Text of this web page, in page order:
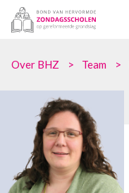
Over BHZ Team